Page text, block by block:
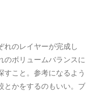
れのレイヤーが完成し
のボリュームバランスに
こと。参考になるよう
とかをするのもいい。ブ